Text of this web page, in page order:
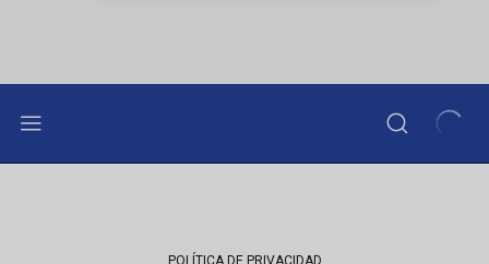
POLÍTICA DE PRIVACIDAD